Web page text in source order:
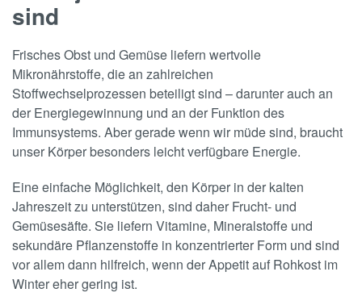
sind
Frisches Obst und Gemüse liefern wertvolle
Mikronährstoffe, die an zahlreichen
Stoffwechselprozessen beteiligt sind – darunter auch an
der Energiegewinnung und an der Funktion des
Immunsystems. Aber gerade wenn wir müde sind, braucht
unser Körper besonders leicht verfügbare Energie.
Eine einfache Möglichkeit, den Körper in der kalten
Jahreszeit zu unterstützen, sind daher Frucht- und
Gemüsesäfte. Sie liefern Vitamine, Mineralstoffe und
sekundäre Pflanzenstoffe in konzentrierter Form und sind
vor allem dann hilfreich, wenn der Appetit auf Rohkost im
Winter eher gering ist.